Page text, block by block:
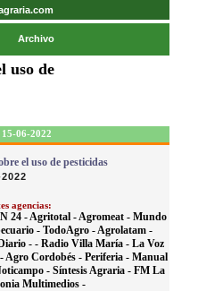
Archivo
uso de
06-2022
el uso de pesticidas
agencias:
24 -Agritotal -Agromeat - Mundo
- TodoAgro -Agrolatam -
- - Radio Villa María - La Voz
Agro Cordobés - Periferia - Manual
- Síntesis Agraria - FM La
Multimedios -